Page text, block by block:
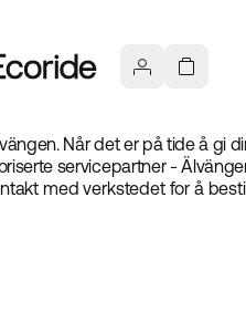
Når det er på tide å gi
servicepartner -
med verkstedet for å